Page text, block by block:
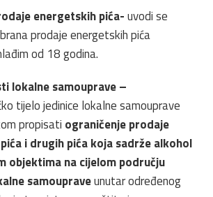
energetskih pića-uvodi se
prodaje energetskih pića
od 18 godina.
lokalne samouprave –
tijelo jedinice lokalne samouprave
propisati ograničenje prodaje
i drugih pića koja sadrže alkohol
objektima na cijelom području
samoupraveunutar određenog